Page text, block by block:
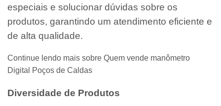
especiais e solucionar dúvidas sobre os
produtos, garantindo um atendimento eficiente e
de alta qualidade.
Continue lendo mais sobre Quem vende manômetro
Digital Poços de Caldas
Diversidade de Produtos